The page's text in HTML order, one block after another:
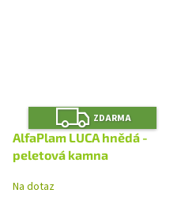
Z
D
A
R
M
ZDARMA
AlfaPlam LUCA hnědá -
peletová kamna
Na dotaz